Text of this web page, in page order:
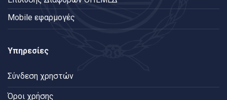
Mobile εφαρμογές
Υπηρεσίες
Σύνδεση χρηστών
Όροι χρήσης